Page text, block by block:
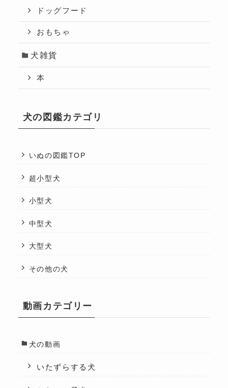
ドッグフード
おもちゃ
犬雑貨
本
犬の図鑑カテゴリ
いぬの図鑑TOP
超小型犬
小型犬
中型犬
大型犬
その他の犬
動画カテゴリー
犬の動画
いたずらする犬